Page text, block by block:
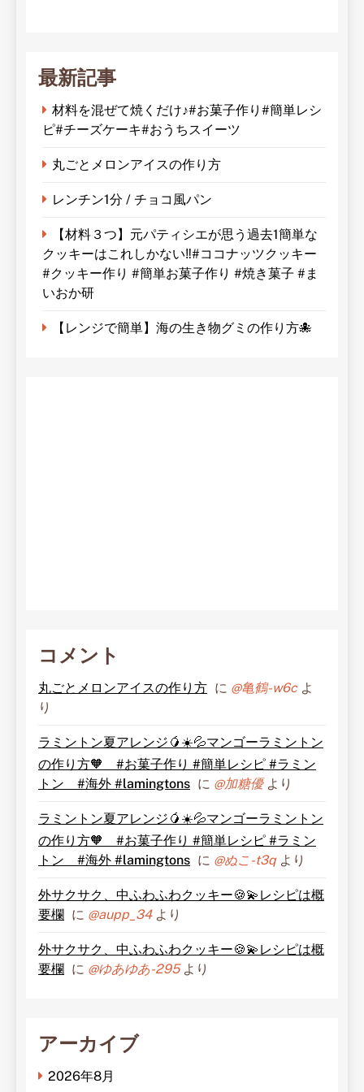
最新記事
材料を混ぜて焼くだけ♪#お菓子作り#簡単レシ
ピ#チーズケーキ#おうちスイーツ
丸ごとメロンアイスの作り方
レンチン1分 / チョコ風パン
【材料３つ】元パティシエが思う過去1簡単な
クッキーはこれしかない‼︎#ココナッツクッキー
#クッキー作り #簡単お菓子作り #焼き菓子 #ま
いおか研
【レンジで簡単】海の生き物グミの作り方🐙
コメント
丸ごとメロンアイスの作り方 に @亀鶴-w6cよ
り
ラミントン夏アレンジ🥭☀️💦マンゴーラミントン
の作り方🧡 #お菓子作り #簡単レシピ #ラミン
トン #海外 #lamingtons に @加糖優より
ラミントン夏アレンジ🥭☀️💦マンゴーラミントン
の作り方🧡 #お菓子作り #簡単レシピ #ラミン
トン #海外 #lamingtons に @ぬこ-t3qより
外サクサク、中ふわふわクッキー🍪💫レシピは概
要欄 に @aupp_34より
外サクサク、中ふわふわクッキー🍪💫レシピは概
要欄 に @ゆあゆあ-295より
アーカイブ
2026年8月